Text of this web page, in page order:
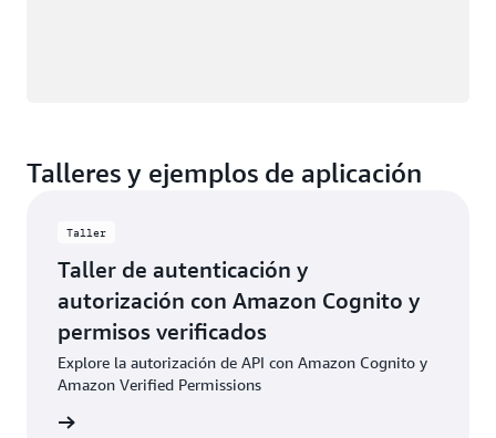
Talleres y ejemplos de aplicación
Taller
Taller de autenticación y
autorización con Amazon Cognito y
permisos verificados
Explore la autorización de API con Amazon Cognito y
Amazon Verified Permissions